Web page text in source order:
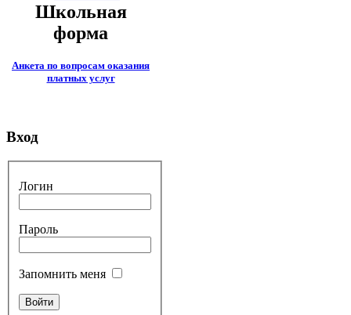
Школьная
форма
Анкета по вопросам оказания
платных услуг
Вход
Логин
Пароль
Запомнить меня